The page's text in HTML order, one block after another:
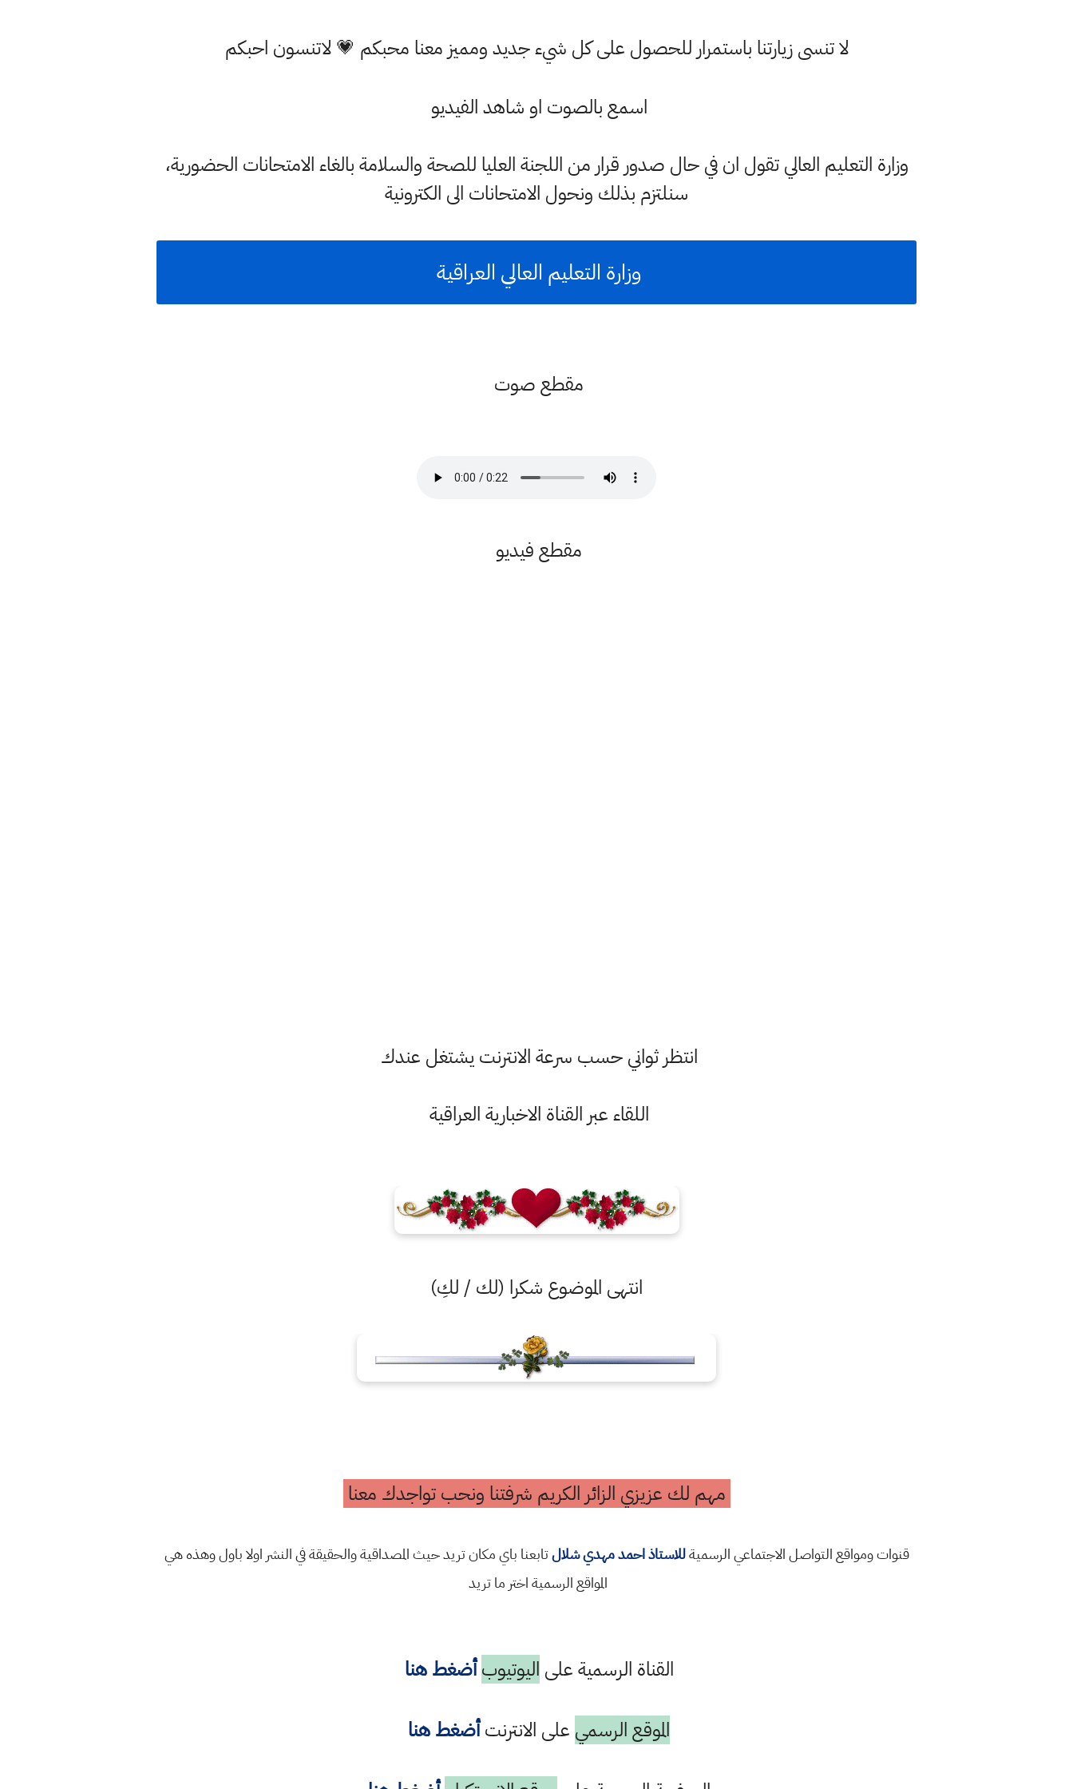
لا تنسى زيارتنا باستمرار للحصول على كل شيء جديد ومميز معنا محبكم 💗 لاتنسون احبكم
اسمع بالصوت او شاهد الفيديو
وزارة التعليم العالي تقول ان في حال صدور قرار من اللجنة العليا للصحة والسلامة بالغاء الامتحانات الحضورية،
سنلتزم بذلك ونحول الامتحانات الى الكترونية
وزارة التعليم العالي العراقية
مقطع صوت
مقطع فيديو
انتظر ثواني حسب سرعة الانترنت يشتغل عندك
اللقاء عبر القناة الاخبارية العراقية
انتهى الموضوع شكرا (لك / لكِ)
مهم لك عزيزي الزائر الكريم شرفتنا ونحب تواجدك معنا
قنوات ومواقع التواصل الاجتماعي الرسميةللاستاذ احمد مهدي شلالتابعنا باي مكان تريد حيث المصداقية والحقيقة في النشر اولا باول وهذه هي
المواقع الرسمية اختر ما تريد
القناة الرسمية على اليوتيوب أضغط هنا
الموقع الرسمي على الانترنتأضغط هنا